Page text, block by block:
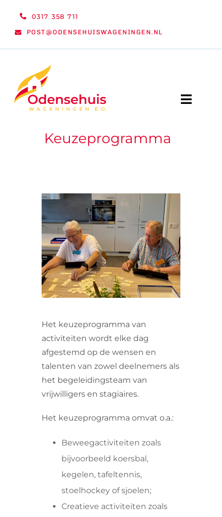
0317 358 711
POST@ODENSEHUISWAGENINGEN.NL
Toggle
WELKOM
ORGANISATIE
VRIJWILLIGERS & STAGIAIRES
CONTACT
Keuzeprogramma
Het keuzeprogramma van
activiteiten wordt elke dag
afgestemd op de wensen en
talenten van zowel deelnemers als
het begeleidingsteam van
vrijwilligers en stagiaires.
Het keuzeprogramma omvat o.a.:
Beweegactiviteiten zoals
bijvoorbeeld koersbal,
kegelen, tafeltennis,
stoelhockey of sjoelen;
Creatieve activiteiten zoals